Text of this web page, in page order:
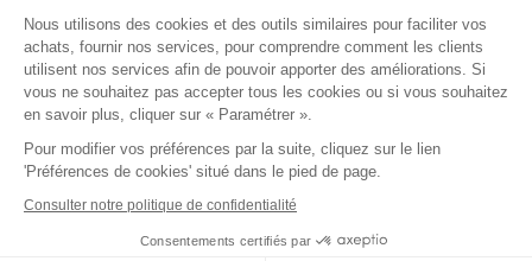
Nous utilisons des cookies et des outils similaires pour faciliter vos
achats, fournir nos services, pour comprendre comment les clients
utilisent nos services afin de pouvoir apporter des améliorations. Si
vous ne souhaitez pas accepter tous les cookies ou si vous souhaitez
en savoir plus, cliquer sur « Paramétrer ».
Pour modifier vos préférences par la suite, cliquez sur le lien
'Préférences de cookies' situé dans le pied de page.
Consulter notre politique de confidentialité
Consentements certifiés par
NEWSLETTER